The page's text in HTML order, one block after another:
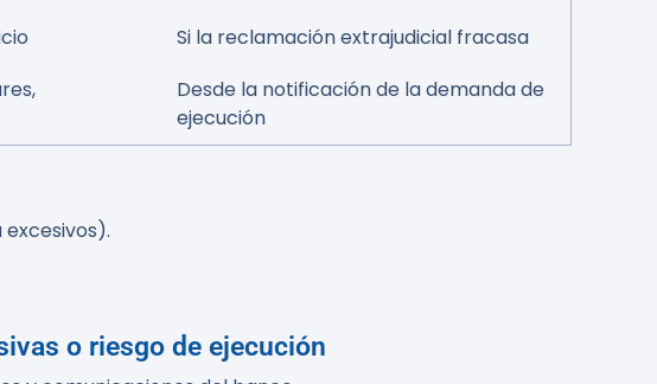
Si la reclamación extrajudicial fracasa
Desde la notificación de la demanda de
ejecución
o riesgo de ejecución